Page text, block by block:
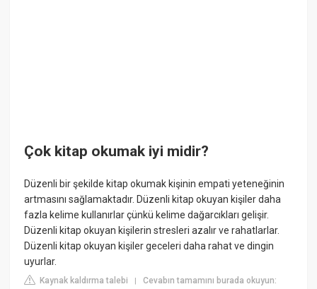
Çok kitap okumak iyi midir?
Düzenli bir şekilde kitap okumak kişinin empati yeteneğinin
artmasını sağlamaktadır. Düzenli kitap okuyan kişiler daha
fazla kelime kullanırlar çünkü kelime dağarcıkları gelişir.
Düzenli kitap okuyan kişilerin stresleri azalır ve rahatlarlar.
Düzenli kitap okuyan kişiler geceleri daha rahat ve dingin
uyurlar.
Kaynak kaldırma talebi |Cevabın tamamını burada okuyun: